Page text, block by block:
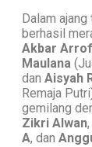
Dalam
berhasil
Akbar
Maulana
dan Aisyah
Remaja
gemilang
Zikri Alwan,
A, dan